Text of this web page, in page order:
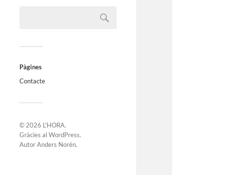
Pàgines
Contacte
© 2026 L'HORA.
Gràcies alWordPress.
AutorAnders Norén.